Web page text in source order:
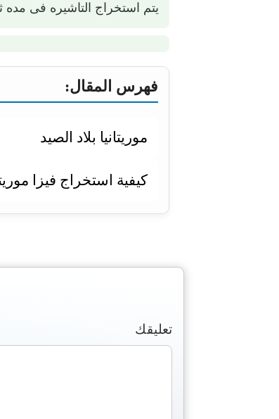
يتم استخراج التاشيره فى مده
فهرس المقال:
موريتانيا بلاد الصيد
كيفية استخراج فيزا
تعليقك